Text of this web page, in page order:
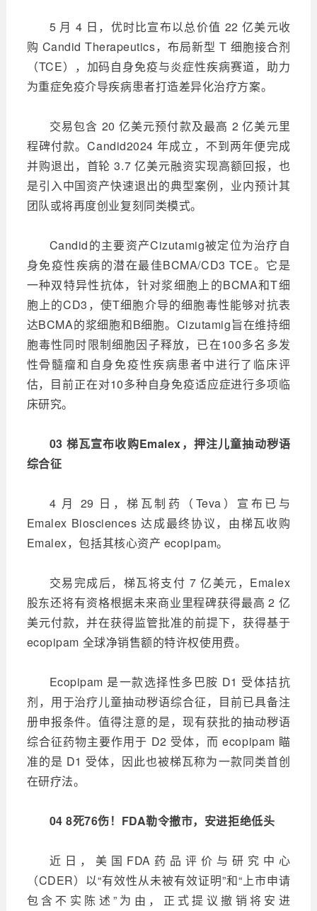
5 月 4 日，优时比宣布以总价值 22 亿美元收
购 Candid Therapeutics，布局新型 T 细胞接合剂
（TCE），加码自身免疫与炎症性疾病赛道，助力
为重症免疫介导疾病患者打造差异化治疗方案。
交易包含 20 亿美元预付款及最高 2 亿美元里
程碑付款。Candid2024 年成立，不到两年便完成
并购退出，首轮 3.7 亿美元融资实现高额回报，也
是引入中国资产快速退出的典型案例，业内预计其
团队或将再度创业复刻同类模式。
Candid的主要资产Cizutamig被定位为治疗自
身免疫性疾病的潜在最佳BCMA/CD3 TCE。它是
一种双特异性抗体，针对浆细胞上的BCMA和T细
胞上的CD3，使T细胞介导的细胞毒性能够对抗表
达BCMA的浆细胞和B细胞。Cizutamig旨在维持细
胞毒性同时限制细胞因子释放，已在100多名多发
性骨髓瘤和自身免疫性疾病患者中进行了临床评
估，目前正在对10多种自身免疫适应症进行多项临
床研究。
03 梯瓦宣布收购Emalex，押注儿童抽动秽语
综合征
4 月 29 日，梯瓦制药（Teva）宣布已与
Emalex Biosciences 达成最终协议，由梯瓦收购
Emalex，包括其核心资产 ecopipam。
交易完成后，梯瓦将支付 7 亿美元，Emalex
股东还将有资格根据未来商业里程碑获得最高 2 亿
美元付款，并在获得监管批准的前提下，获得基于
ecopipam 全球净销售额的特许权使用费。
Ecopipam 是一款选择性多巴胺 D1 受体拮抗
剂，用于治疗儿童抽动秽语综合征，目前已具备注
册申报条件。值得注意的是，现有获批的抽动秽语
综合征药物主要作用于 D2 受体，而 ecopipam 瞄
准的是 D1 受体，因此也被梯瓦称为一款同类首创
在研疗法。
04 8死76伤！FDA勒令撤市，安进拒绝低头
近日，美国FDA药品评价与研究中心
（CDER）以“有效性从未被有效证明”和“上市申请
包含不实陈述”为由，正式提议撤销将安进